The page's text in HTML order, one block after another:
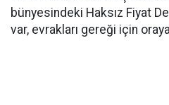
bünyesindeki Haksız Fiyat
var, evrakları gereği için